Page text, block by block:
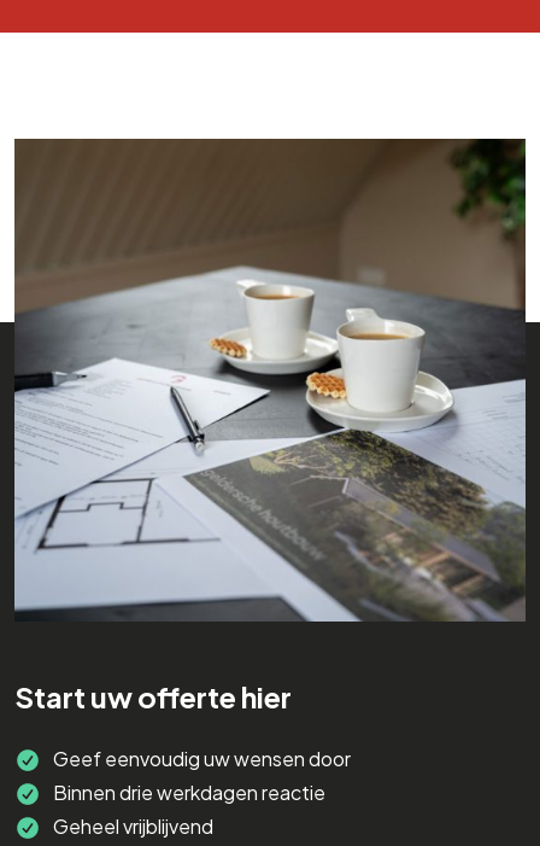
Start uw offerte hier
Geef eenvoudig uw wensen door
Binnen drie werkdagen reactie
Geheel vrijblijvend